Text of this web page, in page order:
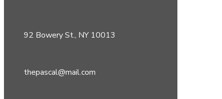
92 Bowery St., NY 10013
thepascal@mail.com